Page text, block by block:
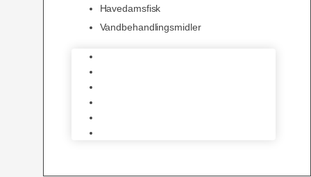
Havedamsfisk
Vandbehandlingsmidler